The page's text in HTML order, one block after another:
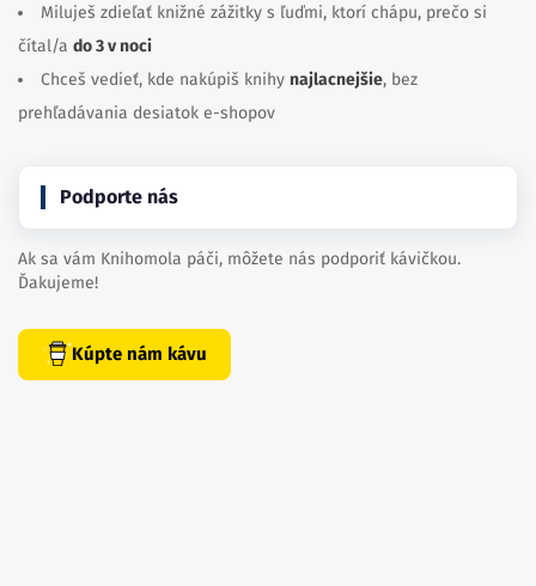
Miluješ zdieľať knižné zážitky s ľuďmi, ktorí chápu, prečo si
čítal/a do 3 v noci
Chceš vedieť, kde nakúpiš knihy najlacnejšie, bez
prehľadávania desiatok e-shopov
Podporte nás
Ak sa vám Knihomola páči, môžete nás podporiť kávičkou.
Ďakujeme!
Kúpte nám kávu